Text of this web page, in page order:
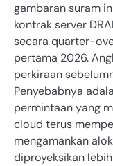
gambaran suram
kontrak server
secara quarter-
pertama 2026.
perkiraan
Penyebabnya
permintaan yang
cloud terus
mengamankan
diproyeksikan